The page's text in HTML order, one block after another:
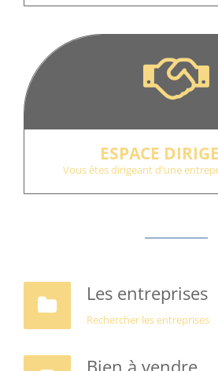
ESPACE
Vous êtes dirigeant d'une
Les entreprises
Rechercher les entreprises
Bien à vendre